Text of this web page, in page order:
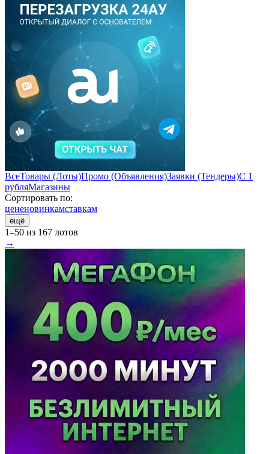
ВсеТовары (Лоты)Промо (Объявления)Заявки (Тендеры)С 1
рубляМагазины
Сортировать по:
цененовинкамставкам
ещё
1–50 из 167 лотов
→